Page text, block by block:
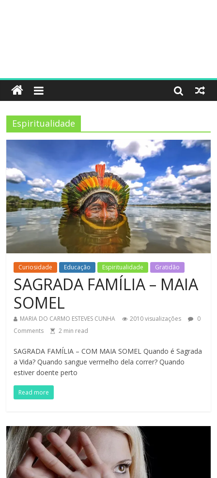
Espiritualidade
Curiosidade Educação Espiritualidade Gratidão
SAGRADA FAMÍLIA – MAIA
SOMEL
MARIA DO CARMO ESTEVES CUNHA 2010 visualizações
0
Comments
2 min read
SAGRADA FAMÍLIA – COM MAIA SOMEL Quando é Sagrada
a Vida? Quando sangue vermelho dela correr? Quando
estiver doente perto
Read more